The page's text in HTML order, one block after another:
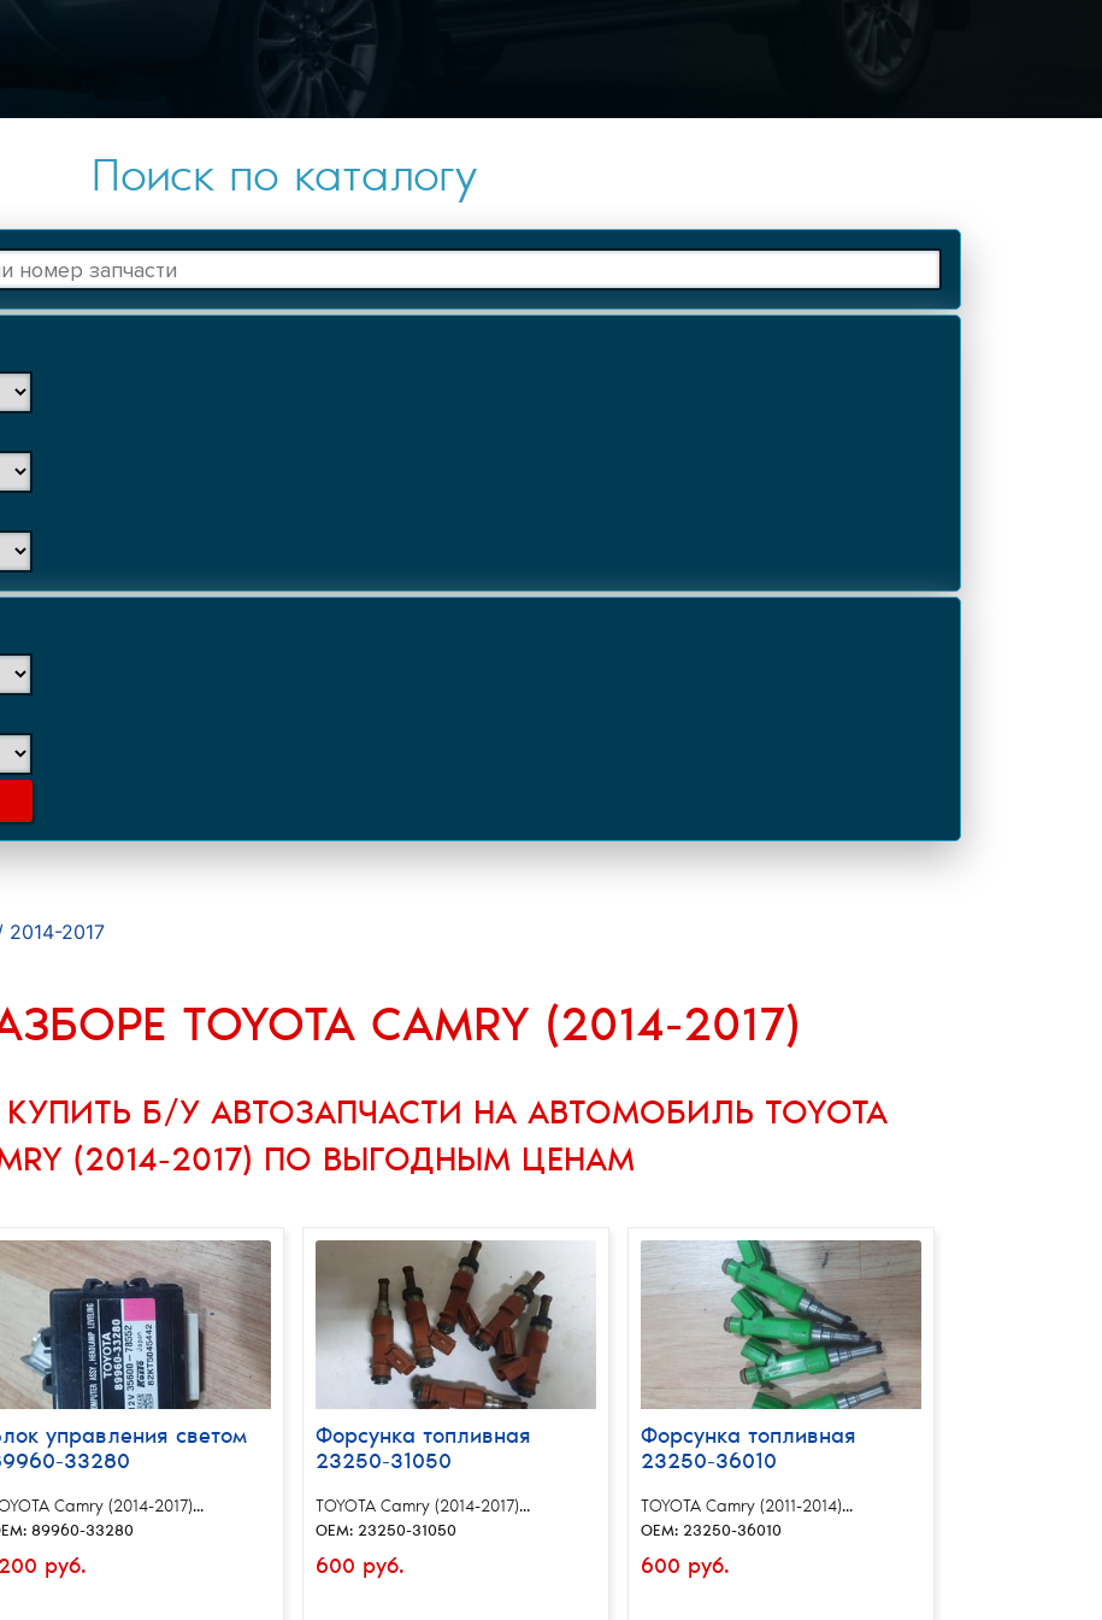
Поиск по каталогу
2014-2017
TOYOTA CAMRY (2014-2017)
КУПИТЬ Б/У АВТОЗАПЧАСТИ НА АВТОМОБИЛЬ TOYOTA
(2014-2017) ПО ВЫГОДНЫМ ЦЕНАМ
управления светом
33280
Camry (2014-2017)...
89960-33280
руб.
Форсунка топливная
23250-31050
TOYOTA Camry (2014-2017)...
OEM: 23250-31050
600 руб.
Форсунка топливная
23250-36010
TOYOTA Camry (2011-2014)...
OEM: 23250-36010
600 руб.